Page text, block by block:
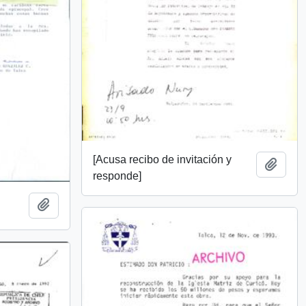
Añadir al portapapeles
[Acusa recibo de invitación y
responde]